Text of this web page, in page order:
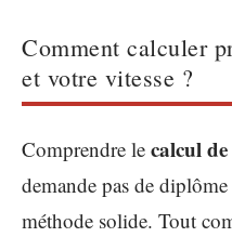
Comment calculer
et votre vitesse ?
Comprendre le calcul
demande pas de
méthode solide. Tout